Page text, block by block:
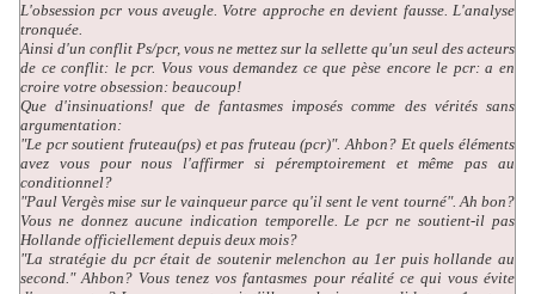
L'obsession pcr vous aveugle. Votre approche en devient fausse. L'analyse
tronquée.
Ainsi d'un conflit Ps/pcr, vous ne mettez sur la sellette qu'un seul des acteurs
de ce conflit: le pcr. Vous vous demandez ce que pèse encore le pcr: a en
croire votre obsession: beaucoup!
Que d'insinuations! que de fantasmes imposés comme des vérités sans
argumentation:
"Le pcr soutient fruteau(ps) et pas fruteau (pcr)". Ahbon? Et quels éléments
avez vous pour nous l'affirmer si péremptoirement et même pas au
conditionnel?
"Paul Vergès mise sur le vainqueur parce qu'il sent le vent tourné". Ah bon?
Vous ne donnez aucune indication temporelle. Le pcr ne soutient-il pas
Hollande officiellement depuis deux mois?
"La stratégie du pcr était de soutenir melenchon au 1er puis hollande au
second." Ahbon? Vous tenez vos fantasmes pour réalité ce qui vous évite